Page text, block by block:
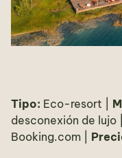
Tipo: Eco-resort |
desconexión de lujo |
Booking.com |